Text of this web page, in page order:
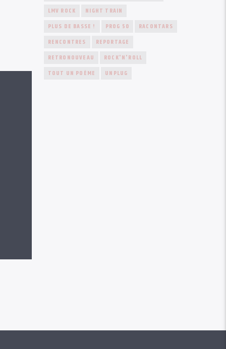
LMV ROCK
NIGHT TRAIN
PLUS DE BASSE !
PROG 50
RACONTARS
RENCONTRES
REPORTAGE
RETRONOUVEAU
ROCK'N'ROLL
TOUT UN POÈME
UNPLUG